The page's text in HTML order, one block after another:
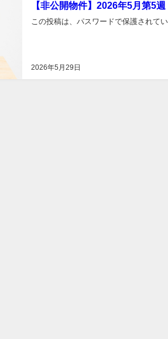
【非公開物件】2026年5月第5
2026年5月29日
この投稿は、パスワードで保護されてい